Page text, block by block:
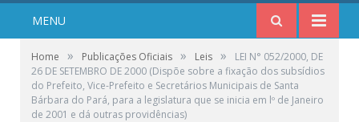
MENU
Home » Publicações Oficiais » Leis »
LEI N° 052/2000, DE
26 DE SETEMBRO DE 2000 (Dispõe sobre a fixação dos subsídios
do Prefeito, Vice-Prefeito e Secretários Municipais de Santa
Bárbara do Pará, para a legislatura que se inicia em lº de Janeiro
de 2001 e dá outras providências)